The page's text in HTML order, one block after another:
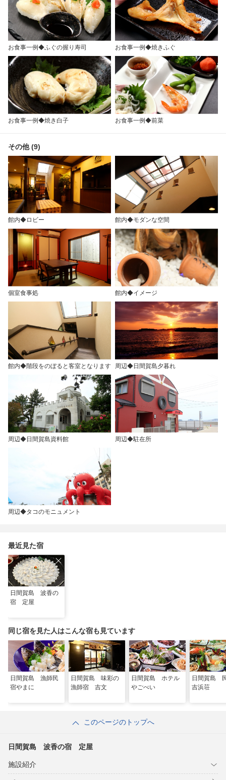
お食事一例◆ふぐの握り寿司 お食事一例◆焼きふぐ
お食事一例◆焼き白子 お食事一例◆前菜
その他 (9)
館内◆ロビー 館内◆モダンな空間
個室食事処 館内◆イメージ
館内◆階段をのぼると客室となります 周辺◆日間賀島夕暮れ
周辺◆日間賀島資料館 周辺◆駐在所
周辺◆タコのモニュメント
最近見た宿
日間賀島 波香の
宿 定屋
同じ宿を見た人はこんな宿も見ています
日間賀島 漁師民
宿やまに
日間賀島 味彩の
漁師宿 吉文
日間賀島 ホテル
やごべい
日間賀島
吉浜荘
このページのトップへ
日間賀島 波香の宿 定屋
施設紹介